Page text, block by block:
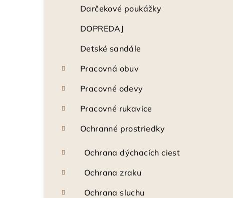
Darčekové poukážky
DOPREDAJ
Detské sandále
Pracovná obuv
Pracovné odevy
Pracovné rukavice
Ochranné prostriedky
Ochrana dýchacích ciest
Ochrana zraku
Ochrana sluchu